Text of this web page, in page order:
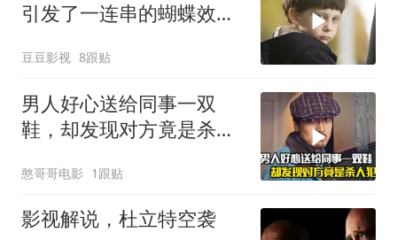
引发了一连串的蝴蝶效
豆豆影视 8跟贴
男人好心送给同事一双
鞋，却发现对方竟是杀人
憨哥哥电影 1跟贴
影视解说，杜立特空袭